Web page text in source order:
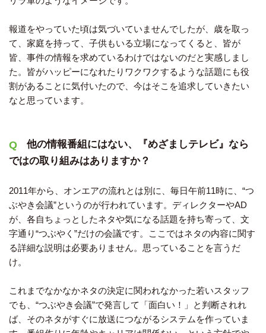
報道をやっていた頃は気づいていませんでしたが、歳を取っ
て、家庭を持って、子供もいる立場になってくると、皆が
皆、事件の情報を求めているわけではないのだと実感しまし
た。皆がハッピーになれたりワクワクするような話題にも役
割があることに気付いたので、今はそこを追求していきたい
なと思っています。
他の情報番組にはない、『めざましテレビ』なら
ではの取り組みはありますか？
2011年から、オンエアの流れとは別に、毎日午前11時に、“つ
ぶやき会議”というのが行われています。ディレクターやAD
が、各自ちょっとしたネタや気になる話題を持ち寄って、文
字通り“つぶやく”だけの会議です。ここではネタの内容に関す
る詳細な説明は必要ありません。思っていることを言うだ
け。
これまでなかなかネタの決定に関われなかった若いスタッフ
でも、“つぶやき会議”で発言して「面白い！」と判断されれ
ば、そのネタがすぐに放送につながるシステムを作っていま